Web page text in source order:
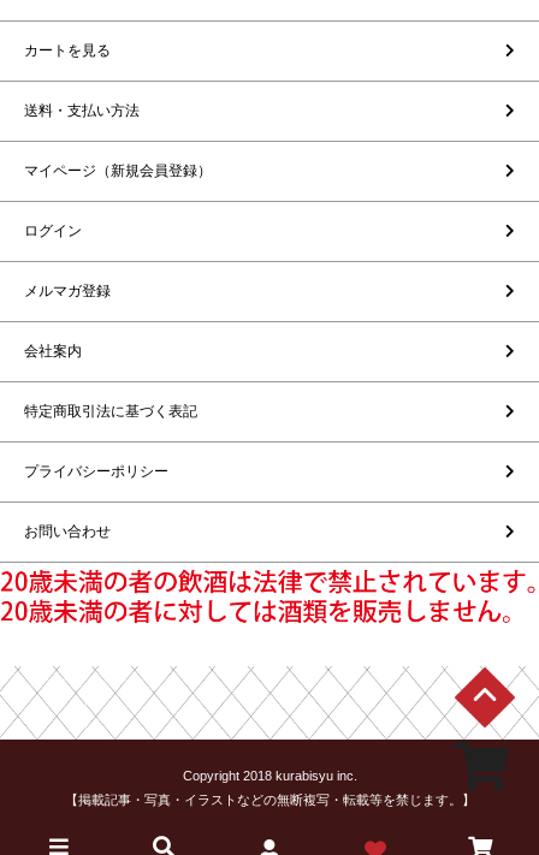
カートを見る
送料・支払い方法
マイページ（新規会員登録）
ログイン
メルマガ登録
会社案内
特定商取引法に基づく表記
プライバシーポリシー
お問い合わせ
Copyright 2018 kurabisyu inc.
【掲載記事・写真・イラストなどの無断複写・転載等を禁じます。】